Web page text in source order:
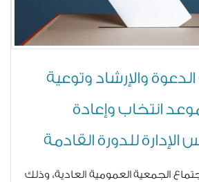
والإرشاد وتوعية
انتخاب وإعادة
للدورة القادمة
الجمعية العمومية العادية، وذلك